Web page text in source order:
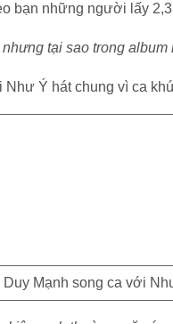
bạn những người lấy
tại sao trong
Như Ý hát chung vì ca
Duy Mạnh song ca với